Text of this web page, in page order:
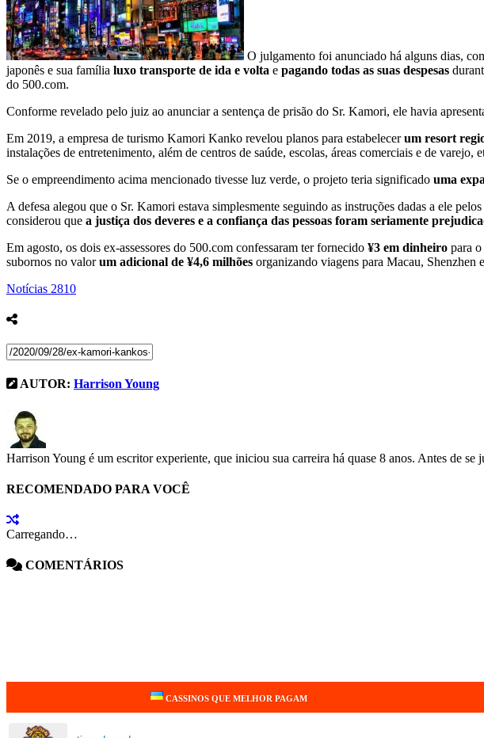
O julgamento foi anunciado há alguns dias,
japonês e sua família luxo transporte de ida e volta e pagando todas as suas despesas
do 500.com.
Conforme revelado pelo juiz ao anunciar a sentença de prisão do Sr. Kamori, ele havia
Em 2019, a empresa de turismo Kamori Kanko revelou planos para estabelecerum resort
instalações de entretenimento, além de centros de saúde, escolas, áreas comerciais e de varejo,
Se o empreendimento acima mencionado tivesse luz verde, o projeto teria significado uma
A defesa alegou que o Sr. Kamori estava simplesmente seguindo as instruções dadas a ele
considerou que a justiça dos deveres e a confiança das pessoas foram seriamente
Em agosto, os dois ex-assessores do 500.com confessaram ter fornecido ¥3 em dinheiro para
subornos no valorum adicional de ¥4,6 milhões organizando viagens para Macau, Shenzhen
Notícias 2810
AUTOR: Harrison Young
Harrison Young é um escritor experiente, que iniciou sua carreira há quase 8 anos. Antes de
RECOMENDADO PARA VOCÊ
Carregando…
COMENTÁRIOS
CASSINOS QUE MELHOR PAGAM